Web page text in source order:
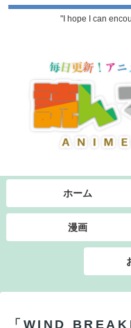
"I hope I can
ホーム
漫画
「WIND